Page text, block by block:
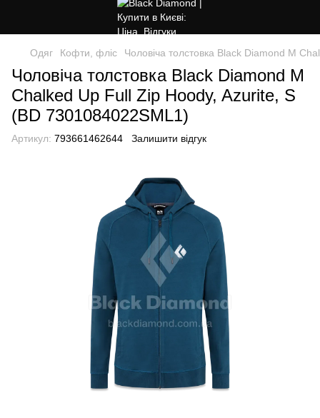
Одяг Кофти, фліс Чоловіча толстовка Black Diamond M
Чоловіча толстовка Black Diamond M
Chalked Up Full Zip Hoody, Azurite, S
(BD 7301084022SML1)
Артикул: 793661462644 Залишити відгук